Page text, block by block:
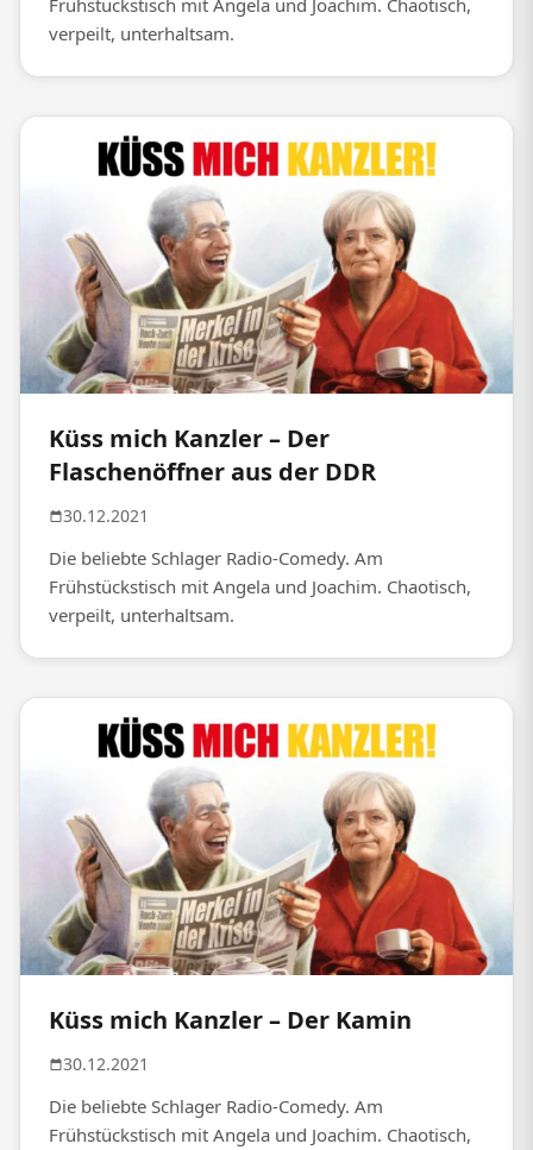
verpeilt, unterhaltsam.
Küss mich Kanzler – Der
Flaschenöffner aus der DDR
30.12.2021
Die beliebte Schlager Radio-Comedy. Am
Frühstückstisch mit Angela und Joachim. Chaotisch,
verpeilt, unterhaltsam.
Küss mich Kanzler – Der Kamin
30.12.2021
Die beliebte Schlager Radio-Comedy. Am
Frühstückstisch mit Angela und Joachim. Chaotisch,